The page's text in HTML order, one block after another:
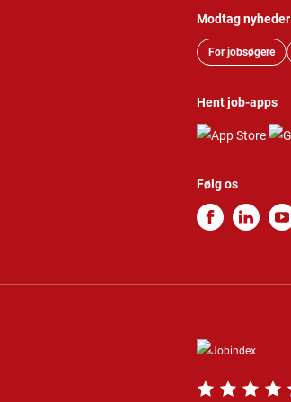
Modtag nyheder
For jobsøgere
Hent job-apps
Følg os